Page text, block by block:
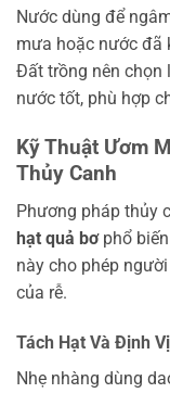
Nước dùng để
mưa hoặc nước đã
Đất trồng nên chọn
nước tốt, phù hợp
Kỹ Thuật Ươm
Thủy Canh
Phương pháp thủy
hạt quả bơphổ
này cho phép
của rễ.
Tách Hạt Và Định
Nhẹ nhàng dùng